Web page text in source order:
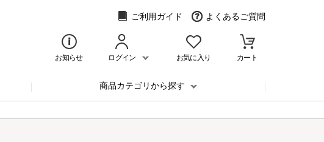
ご利用ガイド よくあるご質問
お知らせ ログイン お気に入り カート
商品カテゴリから探す